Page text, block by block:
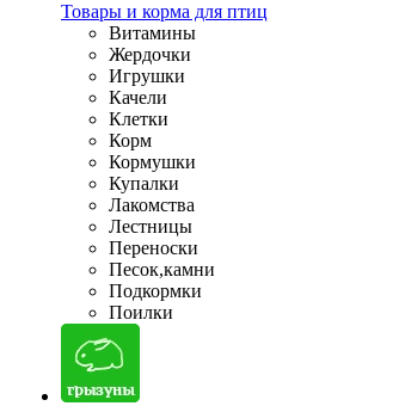
Товары и корма для птиц
Витамины
Жердочки
Игрушки
Качели
Клетки
Корм
Кормушки
Купалки
Лакомства
Лестницы
Переноски
Песок,камни
Подкормки
Поилки